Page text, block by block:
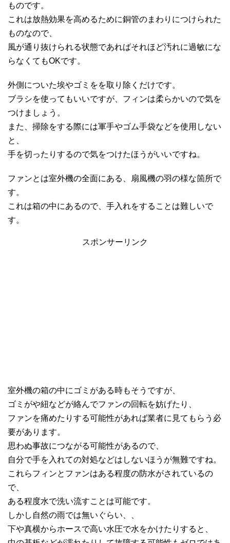
ものです。
これは放熱効果を高めるために銅管のまわりにつけられた
ものなので、
風が通り抜けられる状態であればそれほど汚れに過敏にな
らなくてもOKです。
外側についた埃やゴミをを取り除くだけです。
ブラシを使ってもいいですが、フィンは柔らかいので気を
つけましょう。
また、掃除をする際には軍手やゴム手袋などを使用しない
と、
手を切ったりするので気をつけたほうがいいですね。
ファンとは室外機の全面にある、扇風機の羽の様な箇所で
す。
これは箱の中にあるので、手入れをすることは難しいで
す。
スポンサーリンク
室外機の箱の中にゴミがある時もそうですが、
ゴミがや紐などが絡んでファンの回転を妨げたり、
ファンを痛めたりする可能性があれば業者に見てもらう必
要があります。
思わぬ事故につながる可能性があるので、
自分で手を入れての対処などはしないほうが無難ですね。
これらフィンとファンはある程度の防水がされているの
で、
ある程度水で洗い流すことは可能です。
しかし自然の雨では無いぐらい、、
下や真横からホースで高い水圧で水をかけたりすると、